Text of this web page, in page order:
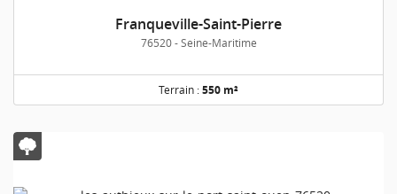
Franqueville-Saint-Pierre
76520 - Seine-Maritime
Terrain :550 m²